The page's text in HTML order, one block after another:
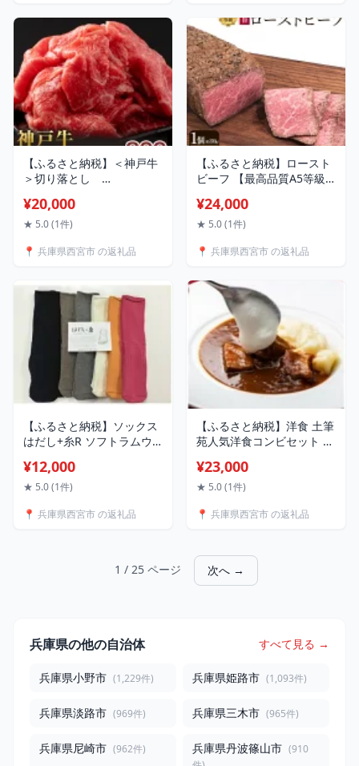
さと納税
り寄せ 通販 送料無料 ふる
さと納税 洋菓子
【ふるさと納税】＜神戸牛
＞切り落とし
級和牛 専門店 たっぷり 切
り落とし 人気 おすすめ グ
お取り寄せ 通販 送料無料
¥20,000
★ 5.0 (1件)
📍 兵庫県西宮市 の返礼品
【ふるさと納税】ロースト
ビーフ 【最高品質A5等級
そのまま冷蔵便 約350g |
肉 牛肉 ローストビーフ お
西宮市 国産 食卓 料理 人気
¥24,000
★ 5.0 (1件)
📍 兵庫県西宮市 の返礼品
【ふるさと納税】ソックス
はだし+糸R ソフトラムウ
ット | 西宮 高品質素材使用
ウール混ソックス 保温性抜
靴下 ソックス 防寒 冷え対
¥12,000
★ 5.0 (1件)
📍 兵庫県西宮市 の返礼品
【ふるさと納税】洋食 土筆
苑人気洋食コンビセット |
作り惣菜 バラエティ豊富
人気 おすすめ 洋食 冷凍食
り寄せ 通販 送料無料 ふる
¥23,000
★ 5.0 (1件)
📍 兵庫県西宮市 の返礼品
1 / 25 ページ 次へ →
兵庫県の他の自治体 すべて見る →
兵庫県小野市 (1,229件) 兵庫県姫路市 (1,093件)
兵庫県淡路市 (969件) 兵庫県三木市 (965件)
兵庫県尼崎市 (962件) 兵庫県丹波篠山市 (910